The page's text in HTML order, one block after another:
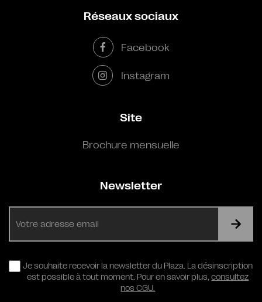
Réseaux sociaux
Facebook
Instagram
Site
Brochure mensuelle
Newsletter
RGPD
Je souhaite recevoir la newsletter du Plaza. La désinscription
est possible à tout moment. Pour en savoir plus,consultez
nos CGU.